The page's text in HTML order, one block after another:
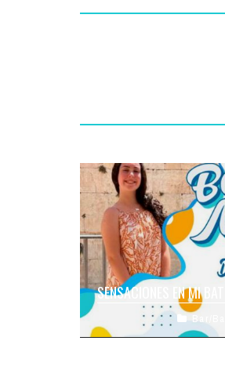
SENSACIONES EN MI
¡Siguen las
Córdoba, con los
Bar/